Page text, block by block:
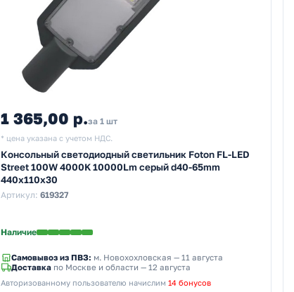
1 365,00 р.за 1 шт
* цена указана с учетом НДС.
Консольный светодиодный светильник Foton FL-LED
Street 100W 4000K 10000Lm серый d40-65mm
440x110x30
Артикул: 619327
Наличие
Самовывоз из ПВЗ: м. Новохохловская — 11 августа
Доставка по Москве и области — 12 августа
Авторизованному пользователю начислим 14 бонусов